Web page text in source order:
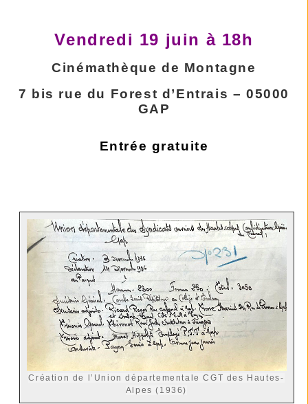
Vendredi 19 juin à 18h
Cinémathèque de Montagne
7 bis rue du Forest d’Entrais – 05000
GAP
Entrée gratuite
Création de l’Union départementale CGT des Hautes-
Alpes (1936)